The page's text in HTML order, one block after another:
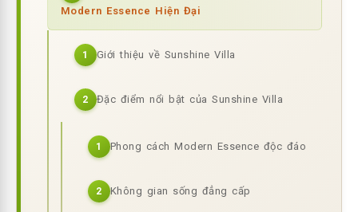
Modern Essence Hiện Đại
1 Giới thiệu về Sunshine Villa
2 Đặc điểm nổi bật của Sunshine Villa
1 Phong cách Modern Essence độc đáo
2 Không gian sống đẳng cấp